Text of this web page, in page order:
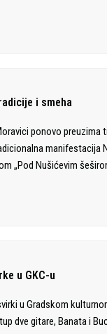
i smeha
ponovo
manifestacija
„Pod Nušićevim
u GKC-u
u Gradskom
dve gitare, Banata i